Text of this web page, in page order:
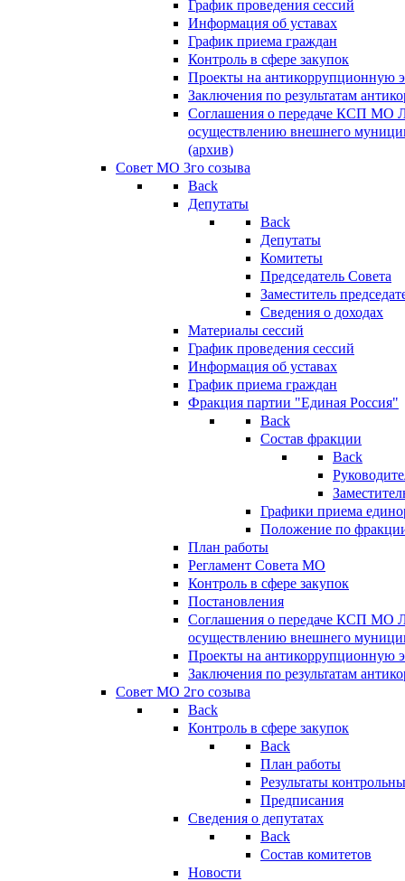
График проведения сессий
Информация об уставах
График приема граждан
Контроль в сфере закупок
Проекты на антикоррупционную
Заключения по результатам
Соглашения о передаче КСП МО
осуществлению внешнего
(архив)
Совет МО 3го созыва
Back
Депутаты
Back
Депутаты
Комитеты
Председатель Совета
Заместитель
Сведения о доходах
Материалы сессий
График проведения сессий
Информация об уставах
График приема граждан
Фракция партии "Единая Россия"
Back
Состав фракции
Back
Графики приема
Положение по
План работы
Регламент Совета МО
Контроль в сфере закупок
Постановления
Соглашения о передаче КСП МО
осуществлению внешнего
Проекты на антикоррупционную
Заключения по результатам
Совет МО 2го созыва
Back
Контроль в сфере закупок
Back
План работы
Результаты
Предписания
Сведения о депутатах
Back
Состав комитетов
Новости